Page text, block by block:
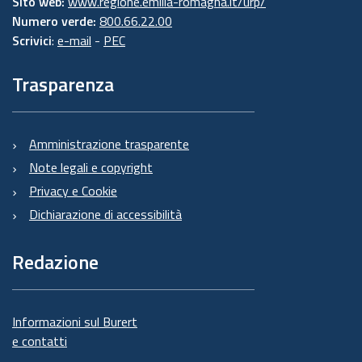
Numero verde: 800.66.22.00
Scrivici: e-mail - PEC
Trasparenza
Amministrazione trasparente
Note legali e copyright
Privacy e Cookie
Dichiarazione di accessibilità
Redazione
Informazioni sul Burert
e contatti